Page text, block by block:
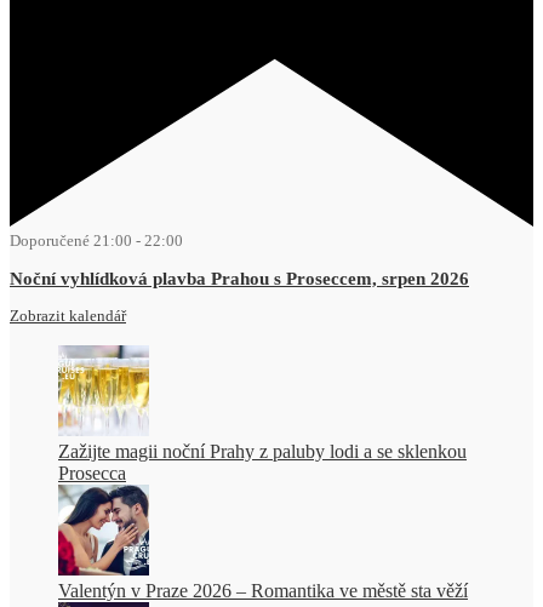
Doporučené 21:00 - 22:00
Noční vyhlídková plavba Prahou s Proseccem, srpen 2026
Zobrazit kalendář
Zažijte magii noční Prahy z paluby lodi a se sklenkou
Prosecca
Valentýn v Praze 2026 – Romantika ve městě sta věží